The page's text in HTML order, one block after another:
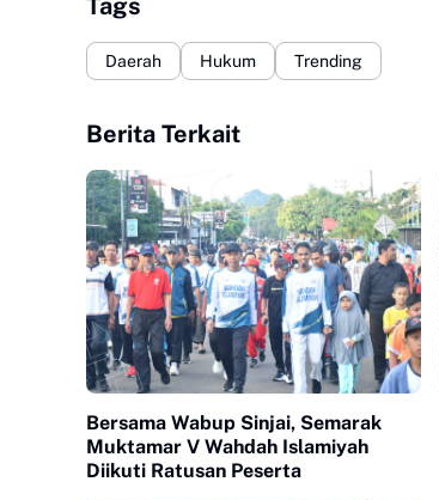
Tags
Daerah Hukum Trending
Berita Terkait
Bersama Wabup Sinjai, Semarak
Muktamar V Wahdah Islamiyah
Diikuti Ratusan Peserta